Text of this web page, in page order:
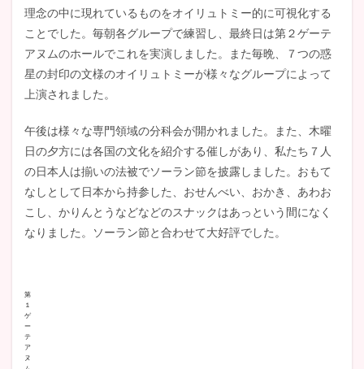
理念の中に現れているものをオイリュトミー的に可視化する
ことでした。毎朝各グループで練習し、最終日は第２ゲーテ
アヌムのホールでこれを実演しました。また毎晩、７つの惑
星の封印の文様のオイリュトミーが様々なグループによって
上演されました。
午後は様々な専門領域の分科会が開かれました。また、木曜
日の夕方には各国の文化を紹介する催しがあり、私たち７人
の日本人は揃いの法被でソーラン節を披露しました。おもて
なしとして日本から持参した、おせんべい、おかき、あわお
こし、かりんとうなどなどのスナックはあっという間になく
なりました。ソーラン節と合わせて大好評でした。
第
１
ゲ
ー
テ
ア
ヌ